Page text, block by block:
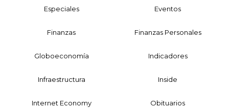
Especiales Eventos
Finanzas Finanzas Personales
Globoeconomía Indicadores
Infraestructura Inside
Internet Economy Obituarios